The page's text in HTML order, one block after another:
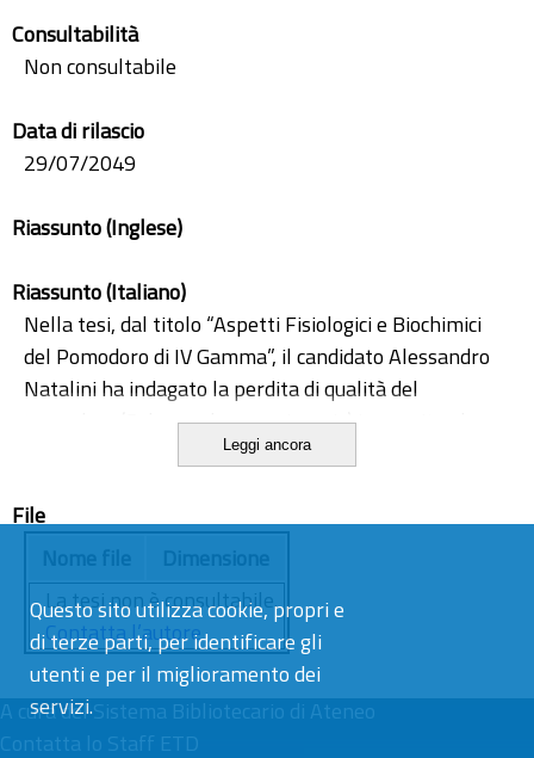
Questo sito utilizza cookie, propri e
di terze parti, per identificare gli
utenti e per il miglioramento dei
servizi.
Consultabilità
Non consultabile
Data di rilascio
29/07/2049
Riassunto (Inglese)
Riassunto (Italiano)
Nella tesi, dal titolo “Aspetti Fisiologici e Biochimici
del Pomodoro di IV Gamma”, il candidato Alessandro
Natalini ha indagato la perdita di qualità del
pomodoro (Solanum lycopersicum L.) in seguito al
taglio in termini di integrità del tessuto, degradazione
evoluzione di etilene e CO2, perdita di consistenza
esperimenti condotti hanno previsto l’impiego di
molteplici genotipi di pomodoro a differente
sensibilità all' etilene in diversi stadi di maturazione,
nonché l’impiego di temperature e specie differenti
(kiwi e pomodoro).
In particolare, la risposta al taglio valutata in termini
Leggi ancora
File
La tesi non è consultabile.
Contatta l’autore
A cura delSistema Bibliotecario di Ateneo
Contatta lo Staff ETD